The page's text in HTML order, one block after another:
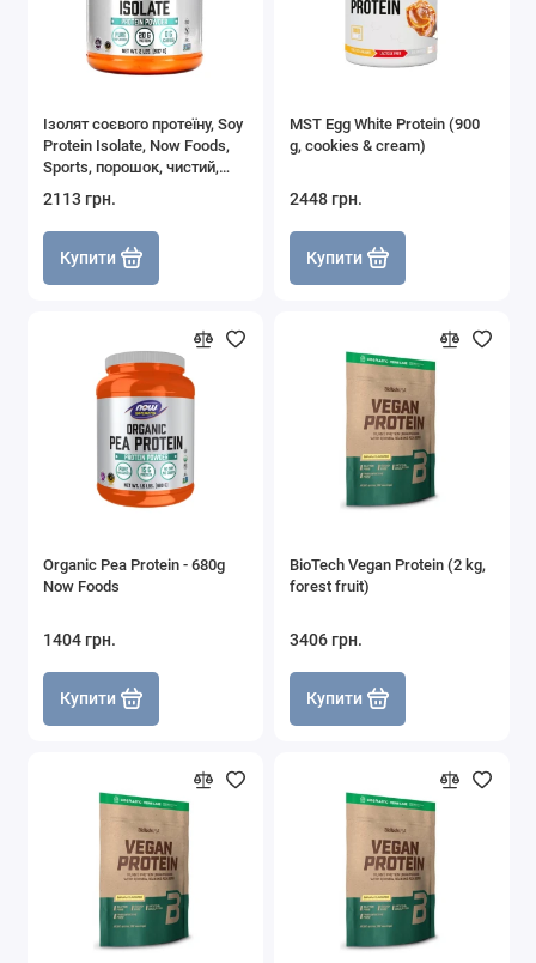
Ізолят соєвого протеїну, Soy
Protein Isolate, Now Foods,
Sports, порошок, чистий,
2113 грн.
Купити
MST Egg White Protein (900
g, cookies & cream)
2448 грн.
Купити
Organic Pea Protein - 680g
Now Foods
1404 грн.
Купити
BioTech Vegan Protein (2 kg,
forest fruit)
3406 грн.
Купити